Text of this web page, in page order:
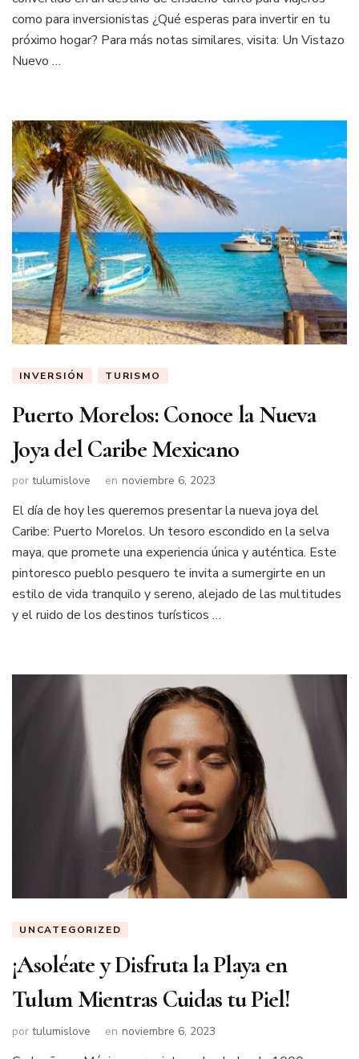
como para inversionistas ¿Qué esperas para invertir en tu
próximo hogar? Para más notas similares, visita: Un Vistazo
Nuevo …
INVERSIÓN TURISMO
Puerto Morelos: Conoce la Nueva
Joya del Caribe Mexicano
por tulumislove en noviembre 6, 2023
El día de hoy les queremos presentar la nueva joya del
Caribe: Puerto Morelos. Un tesoro escondido en la selva
maya, que promete una experiencia única y auténtica. Este
pintoresco pueblo pesquero te invita a sumergirte en un
estilo de vida tranquilo y sereno, alejado de las multitudes
y el ruido de los destinos turísticos …
UNCATEGORIZED
¡Asoléate y Disfruta la Playa en
Tulum Mientras Cuidas tu Piel!
por tulumislove en noviembre 6, 2023